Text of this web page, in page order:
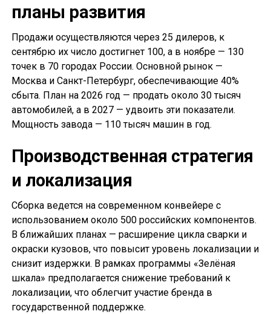
планы развития
Продажи осуществляются через 25 дилеров, к
сентябрю их число достигнет 100, а в ноябре — 130
точек в 70 городах России. Основной рынок —
Москва и Санкт-Петербург, обеспечивающие 40%
сбыта. План на 2026 год — продать около 30 тысяч
автомобилей, а в 2027 — удвоить эти показатели.
Мощность завода — 110 тысяч машин в год.
Производственная стратегия
и локализация
Сборка ведется на современном конвейере с
использованием около 500 российских компонентов.
В ближайших планах — расширение цикла сварки и
окраски кузовов, что повысит уровень локализации и
снизит издержки. В рамках программы «Зелёная
шкала» предполагается снижение требований к
локализации, что облегчит участие бренда в
государственной поддержке.